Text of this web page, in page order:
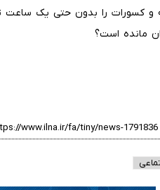
و کسورات را بدون حتی یک ساعت
مانده است؟